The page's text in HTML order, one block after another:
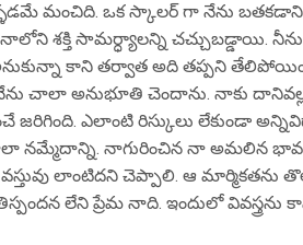
మంచిది. ఒక స్కాలర్ గా నేను
శక్తి సామర్ధ్యాలన్ని చచ్చుబడ్డాయి.
కాని తర్వాత అది తప్పని
చాలా అనుభూతి చెందాను. నాకు
జరిగింది. ఎలాంటి రిస్కులు లేకుండా
నమ్మేదాన్ని. నాగురించిన నా అమలిన
లాంటిదని చెప్పాలి. ఆ మార్మికతను
లేని ప్రేమ నాది. ఇందులో వివస్త్రను